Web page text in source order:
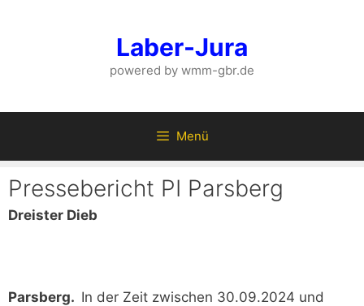
Laber-Jura
powered by wmm-gbr.de
Menü
Pressebericht PI Parsberg
Dreister Dieb
Parsberg. In der Zeit zwischen 30.09.2024 und